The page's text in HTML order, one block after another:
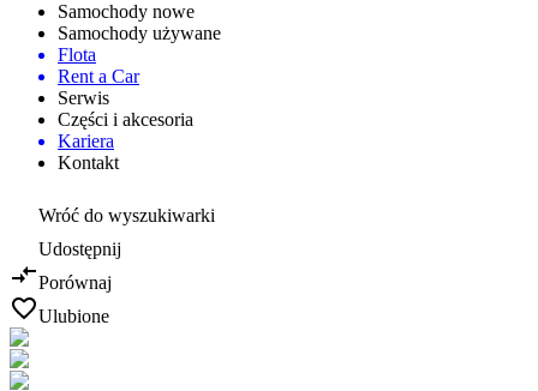
Samochody nowe
Samochody używane
Flota
Rent a Car
Serwis
Części i akcesoria
Kariera
Kontakt
Wróć do wyszukiwarki
Udostępnij
Porównaj
Ulubione